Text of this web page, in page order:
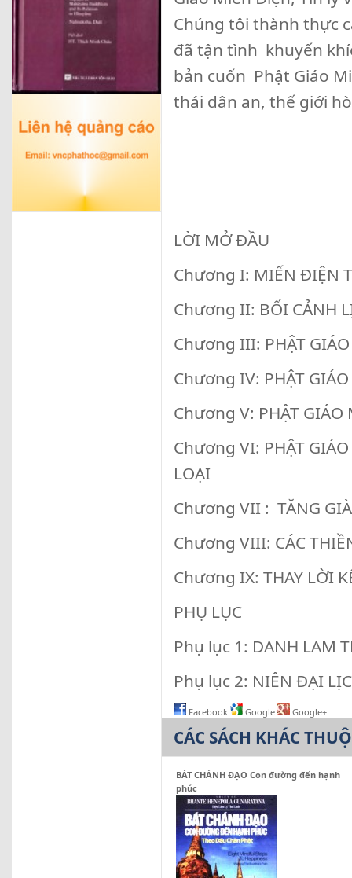
Chúng tôi thành thực
đã tận tình khuyến
bản cuốn Phật Giáo
thái dân an, thế giới
LỜI MỞ ĐẦU
Chương I: MIẾN ĐIỆN
Chương II: BỐI CẢNH
Chương III: PHẬT
Chương IV: PHẬT
Chương V: PHẬT GIÁO
Chương VI: PHẬT
LOẠI
Chương VII : TĂNG
Chương VIII: CÁC
Chương IX: THAY LỜI
PHỤ LỤC
Phụ lục 1: DANH LAM
Phụ lục 2: NIÊN ĐẠI
Facebook Google Google+
CÁC SÁCH KHÁC
BÁT CHÁNH ĐẠO Con đường đến hạnh
phúc